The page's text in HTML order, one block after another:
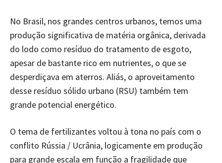
No Brasil, nos grandes centros urbanos, temos uma
produção significativa de matéria orgânica, derivada
do lodo como resíduo do tratamento de esgoto,
apesar de bastante rico em nutrientes, o que se
desperdiçava em aterros. Aliás, o aproveitamento
desse resíduo sólido urbano (RSU) também tem
grande potencial energético.
O tema de fertilizantes voltou à tona no país com o
conflito Rússia / Ucrânia, logicamente em produção
para grande escala em função a fragilidade que